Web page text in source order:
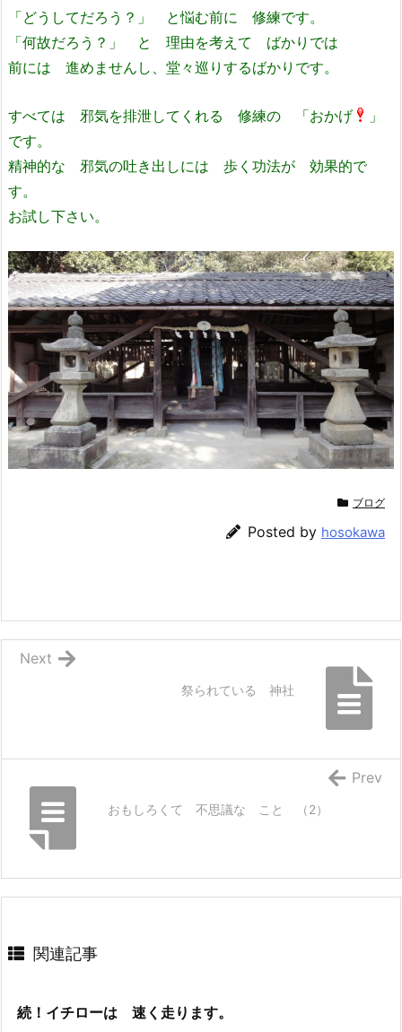
「どうしてだろう？」 と悩む前に 修練です。
「何故だろう？」 と 理由を考えて ばかりでは
前には 進めませんし、堂々巡りするばかりです。
すべては 邪気を排泄してくれる 修練の 「おかげ
」
です。
精神的な 邪気の吐き出しには 歩く功法が 効果的で
す。
お試し下さい。
ブログ
Posted by hosokawa
祭られている 神社
Next
おもしろくて 不思議な こと （2）
Prev
関連記事
続！イチローは 速く走ります。